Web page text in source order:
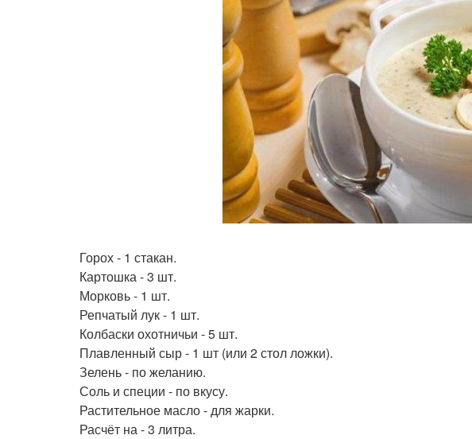
Горох - 1 стакан.
Картошка - 3 шт.
Морковь - 1 шт.
Репчатый лук - 1 шт.
Колбаски охотничьи - 5 шт.
Плавленный сыр - 1 шт (или 2 стол ложки).
Зелень - по желанию.
Соль и специи - по вкусу.
Растительное масло - для жарки.
Расчёт на - 3 литра.